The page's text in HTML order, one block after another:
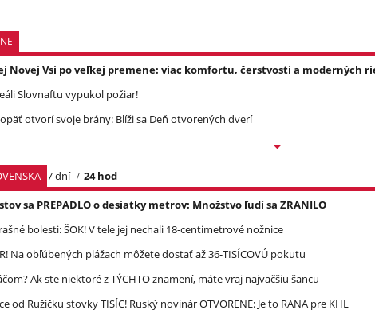
Novej Vsi po veľkej premene: viac komfortu, čerstvosti a moderných
Slovnaftu vypukol požiar!
otvorí svoje brány: Blíži sa Deň otvorených dverí
7 dní
24 hod
sa PREPADLO o desiatky metrov: Množstvo ľudí sa ZRANILO
bolesti: ŠOK! V tele jej nechali 18-centimetrové nožnice
Na obľúbených plážach môžete dostať až 36-TISÍCOVÚ pokutu
Ak ste niektoré z TÝCHTO znamení, máte vraj najväčšiu šancu
od Ružičku stovky TISÍC! Ruský novinár OTVORENE: Je to RANA pre KHL